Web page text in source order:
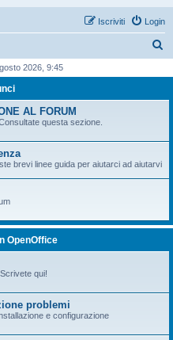
Login
Iscriviti
c
2026, 9:45
AL FORUM
questa sezione.
brevi linee guida per aiutarci ad aiutarvi
OpenOffice
qui!
problemi
e configurazione